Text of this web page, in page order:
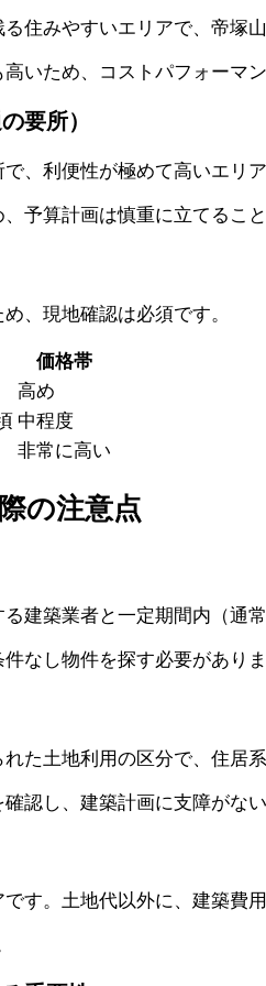
住みやすいエリアで、帝塚
いため、コストパフォーマ
要所）
、利便性が極めて高いエリ
予算計画は慎重に立てること
、現地確認は必須です。
価格帯
高め
中程度
非常に高い
の注意点
建築業者と一定期間内（通
なし物件を探す必要があり
た土地利用の区分で、住居
認し、建築計画に支障がな
す。土地代以外に、建築費